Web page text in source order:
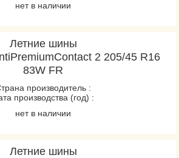
нет в наличии
Летние шины
2 205/45 R16
83W FR
производитель :
производства (год) :
нет в наличии
Летние шины